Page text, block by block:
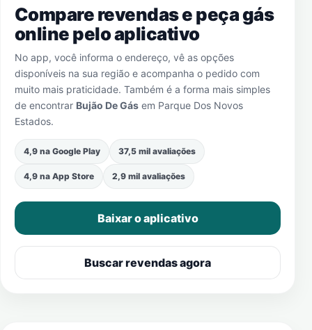
Compare revendas e peça gás
online pelo aplicativo
No app, você informa o endereço, vê as opções
disponíveis na sua região e acompanha o pedido com
muito mais praticidade. Também é a forma mais simples
de encontrar Bujão De Gás em Parque Dos Novos
Estados.
4,9 na Google Play 37,5 mil avaliações
4,9 na App Store 2,9 mil avaliações
Baixar o aplicativo
Buscar revendas agora